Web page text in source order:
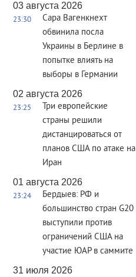
03 августа 2026
23:30
Сара Вагенкнехт
обвинила посла
Украины в Берлине в
попытке влиять на
выборы в Германии
02 августа 2026
23:25
Три европейские
страны решили
дистанцироваться от
планов США по атаке на
Иран
01 августа 2026
23:24
Бердыев: РФ и
большинство стран G20
выступили против
ограничений США на
участие ЮАР в саммите
31 июля 2026